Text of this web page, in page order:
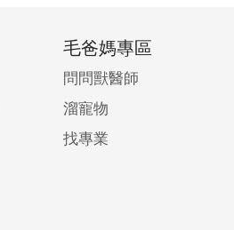
毛爸媽專區
問問獸醫師
溜寵物
找專業